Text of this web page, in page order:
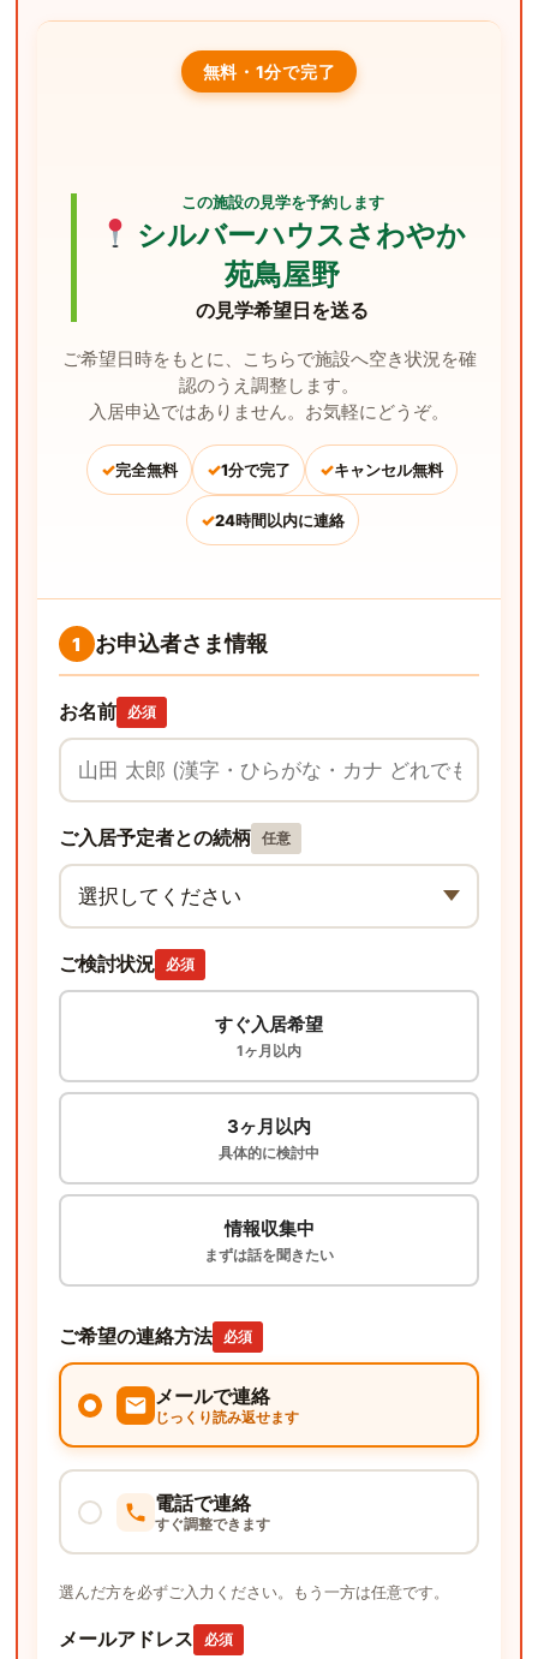
無料・1分で完了
この施設の見学を予約します
シルバーハウスさわやか
苑鳥屋野
の見学希望日を送る
ご希望日時をもとに、こちらで施設へ空き状況を確
認のうえ調整します。
入居申込ではありません。お気軽にどうぞ。
✓完全無料 ✓1分で完了 ✓キャンセル無料
✓24時間以内に連絡
1 お申込者さま情報
お名前 必須
ご入居予定者との続柄 任意
ご検討状況 必須
すぐ入居希望
1ヶ月以内
3ヶ月以内
具体的に検討中
情報収集中
まずは話を聞きたい
ご希望の連絡方法 必須
メールで連絡
じっくり読み返せます
電話で連絡
すぐ調整できます
選んだ方を必ずご入力ください。もう一方は任意です。
メールアドレス 必須